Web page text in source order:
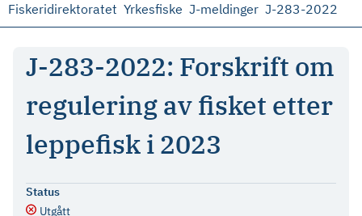
Fiskeridirektoratet Yrkesfiske J-meldinger J-283-2022
J-283-2022: Forskrift om
regulering av fisket etter
leppefisk i 2023
Status
Utgått